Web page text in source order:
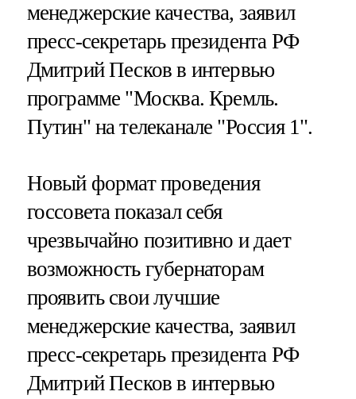
менеджерские качества, заявил
пресс-секретарь президента РФ
Дмитрий Песков в интервью
программе "Москва. Кремль.
Путин" на телеканале "Россия 1".
Новый формат проведения
госсовета показал себя
чрезвычайно позитивно и дает
возможность губернаторам
проявить свои лучшие
менеджерские качества, заявил
пресс-секретарь президента РФ
Дмитрий Песков в интервью